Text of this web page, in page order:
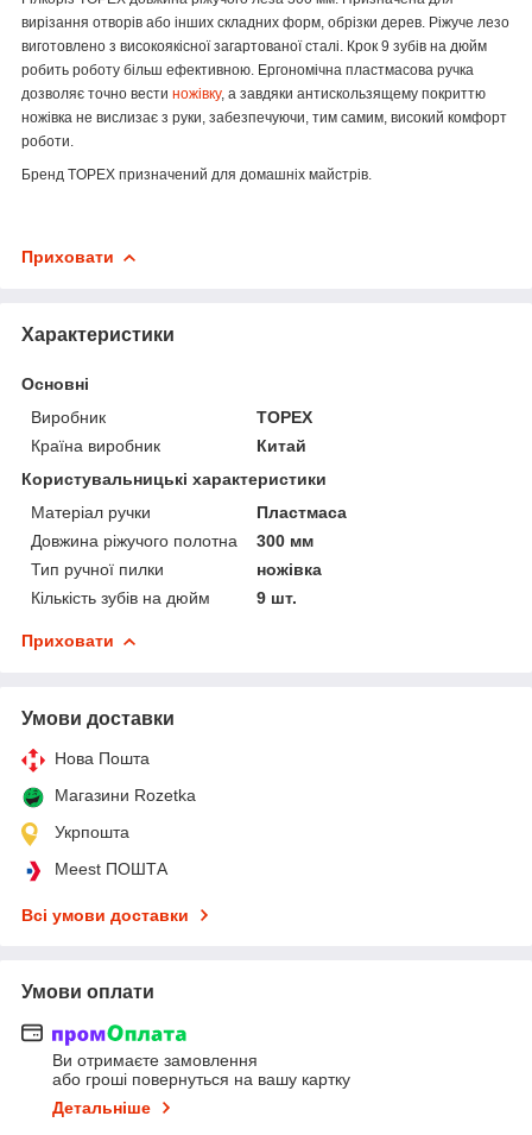
вирізання отворів або інших складних форм, обрізки дерев. Ріжуче лезо
виготовлено з високоякісної загартованої сталі. Крок 9 зубів на дюйм
робить роботу більш ефективною. Ергономічна пластмасова ручка
дозволяє точно вести ножівку, а завдяки антискользящему покриттю
ножівка не вислизає з руки, забезпечуючи, тим самим, високий комфорт
роботи.
Бренд TOPEX призначений для домашніх майстрів.
Приховати
Характеристики
Основні
Виробник
TOPEX
Країна виробник
Китай
Користувальницькі характеристики
Матеріал ручки
Пластмаса
Довжина ріжучого полотна
300 мм
Тип ручної пилки
ножівка
Кількість зубів на дюйм
9 шт.
Приховати
Умови доставки
Нова Пошта
Магазини Rozetka
Укрпошта
Meest ПОШТА
Всі умови доставки
Умови оплати
Ви отримаєте замовлення
або гроші повернуться на вашу картку
Детальніше